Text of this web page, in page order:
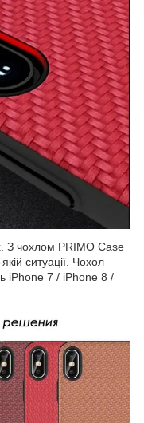
З чохлом PRIMO Case
ситуації. Чохол
iPhone 7 / iPhone 8 /